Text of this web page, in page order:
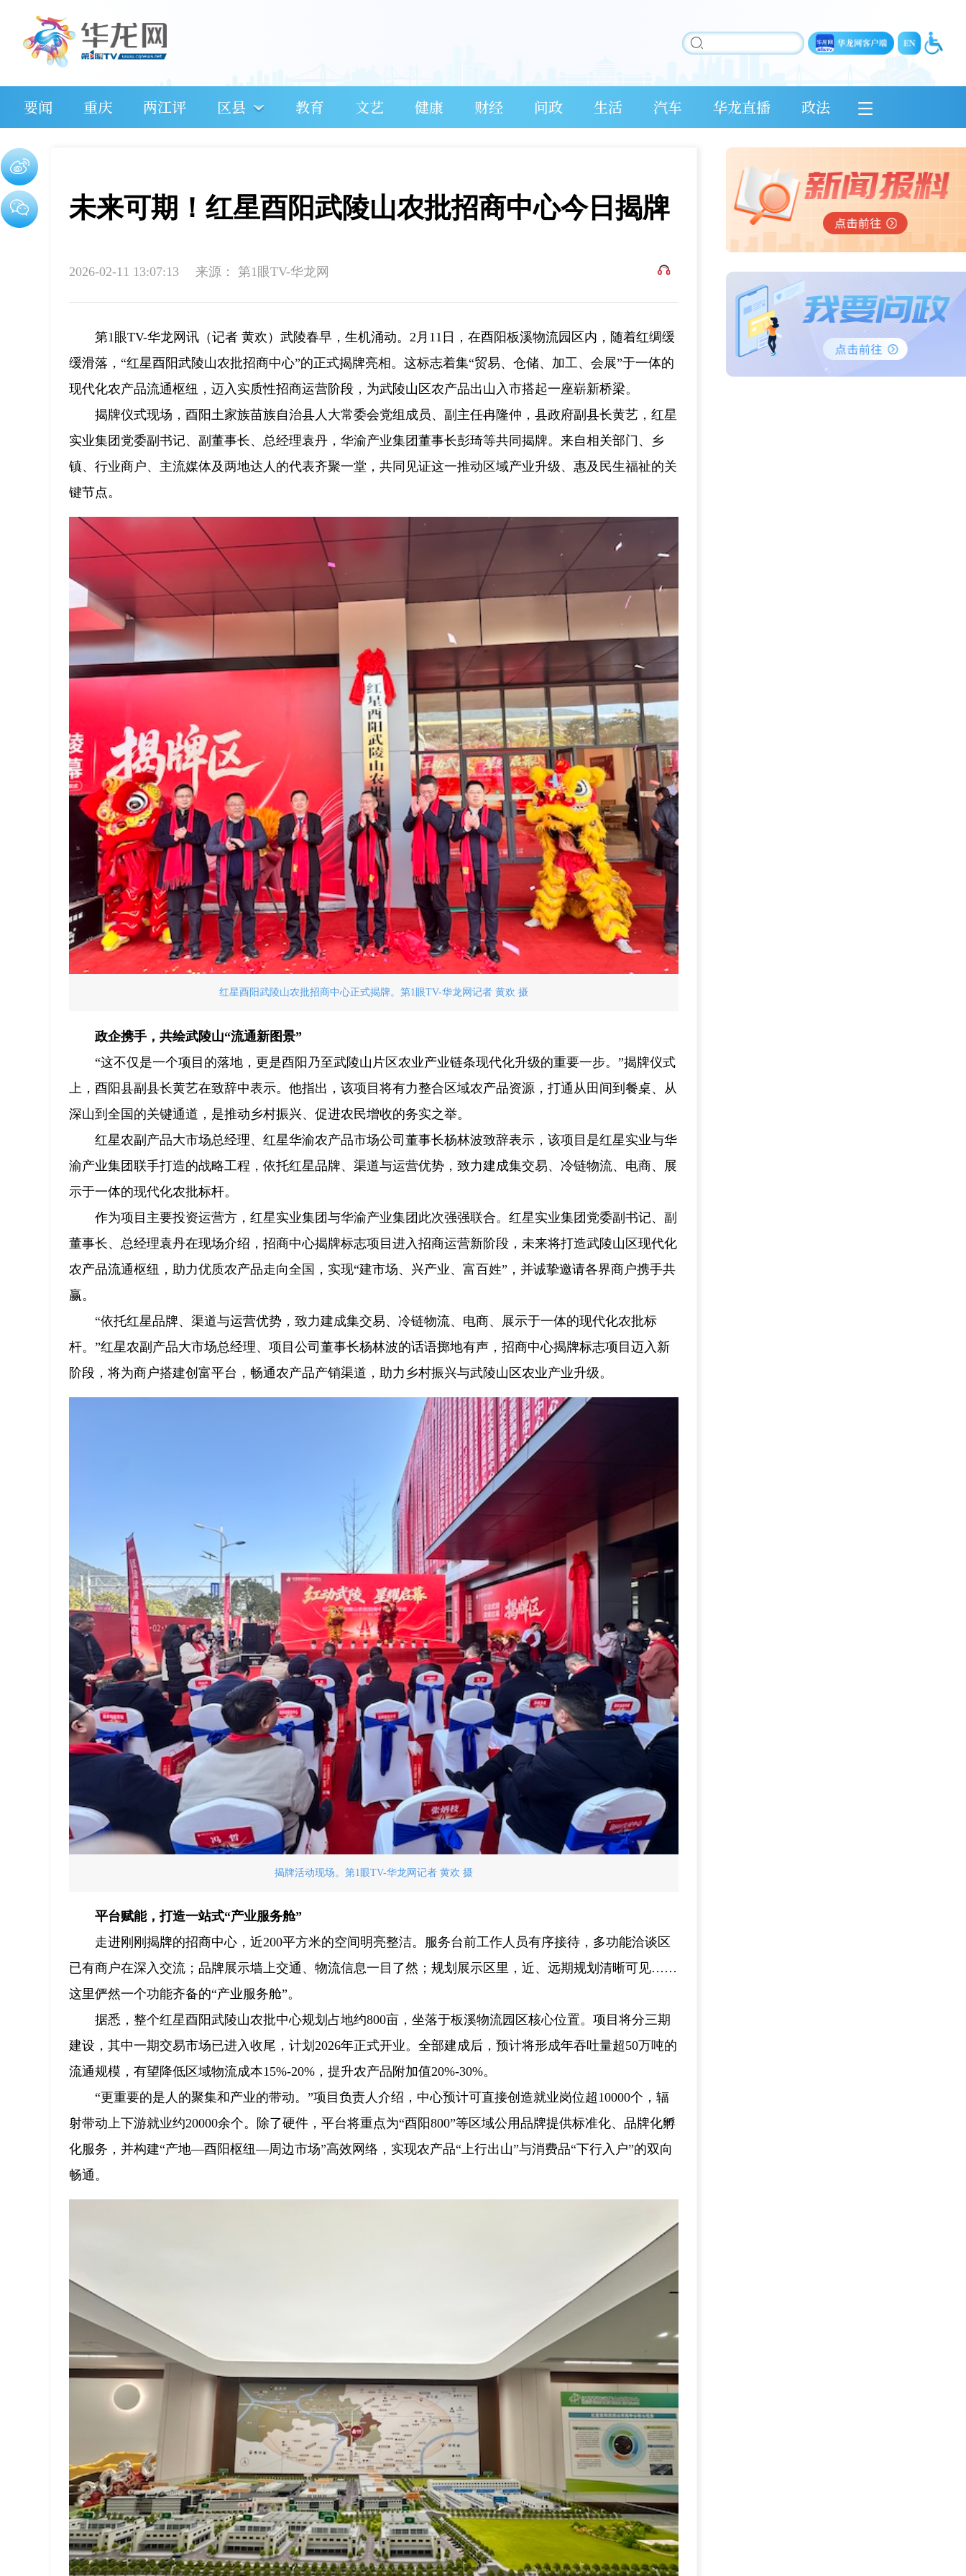
要闻 重庆 两江评 区县 教育 文艺 健康 财经 问政 生活 汽车 华龙直播 政法
未来可期！红星酉阳武陵山农批招商中心今日揭牌
2026-02-11 13:07:13 来源： 第1眼TV-华龙网
第1眼TV-华龙网讯（记者 黄欢）武陵春早，生机涌动。2月11日，在酉阳板溪物流园区内，随着红绸缓
缓滑落，“红星酉阳武陵山农批招商中心”的正式揭牌亮相。这标志着集“贸易、仓储、加工、会展”于一体的
现代化农产品流通枢纽，迈入实质性招商运营阶段，为武陵山区农产品出山入市搭起一座崭新桥梁。
揭牌仪式现场，酉阳土家族苗族自治县人大常委会党组成员、副主任冉隆仲，县政府副县长黄艺，红星
实业集团党委副书记、副董事长、总经理袁丹，华渝产业集团董事长彭琦等共同揭牌。来自相关部门、乡
镇、行业商户、主流媒体及两地达人的代表齐聚一堂，共同见证这一推动区域产业升级、惠及民生福祉的关
键节点。
红星酉阳武陵山农批招商中心正式揭牌。第1眼TV-华龙网记者 黄欢 摄
政企携手，共绘武陵山“流通新图景”
“这不仅是一个项目的落地，更是酉阳乃至武陵山片区农业产业链条现代化升级的重要一步。”揭牌仪式
上，酉阳县副县长黄艺在致辞中表示。他指出，该项目将有力整合区域农产品资源，打通从田间到餐桌、从
深山到全国的关键通道，是推动乡村振兴、促进农民增收的务实之举。
红星农副产品大市场总经理、红星华渝农产品市场公司董事长杨林波致辞表示，该项目是红星实业与华
渝产业集团联手打造的战略工程，依托红星品牌、渠道与运营优势，致力建成集交易、冷链物流、电商、展
示于一体的现代化农批标杆。
作为项目主要投资运营方，红星实业集团与华渝产业集团此次强强联合。红星实业集团党委副书记、副
董事长、总经理袁丹在现场介绍，招商中心揭牌标志项目进入招商运营新阶段，未来将打造武陵山区现代化
农产品流通枢纽，助力优质农产品走向全国，实现“建市场、兴产业、富百姓”，并诚挚邀请各界商户携手共
赢。
“依托红星品牌、渠道与运营优势，致力建成集交易、冷链物流、电商、展示于一体的现代化农批标
杆。”红星农副产品大市场总经理、项目公司董事长杨林波的话语掷地有声，招商中心揭牌标志项目迈入新
阶段，将为商户搭建创富平台，畅通农产品产销渠道，助力乡村振兴与武陵山区农业产业升级。
揭牌活动现场。第1眼TV-华龙网记者 黄欢 摄
平台赋能，打造一站式“产业服务舱”
走进刚刚揭牌的招商中心，近200平方米的空间明亮整洁。服务台前工作人员有序接待，多功能洽谈区
已有商户在深入交流；品牌展示墙上交通、物流信息一目了然；规划展示区里，近、远期规划清晰可见……
这里俨然一个功能齐备的“产业服务舱”。
据悉，整个红星酉阳武陵山农批中心规划占地约800亩，坐落于板溪物流园区核心位置。项目将分三期
建设，其中一期交易市场已进入收尾，计划2026年正式开业。全部建成后，预计将形成年吞吐量超50万吨的
流通规模，有望降低区域物流成本15%-20%，提升农产品附加值20%-30%。
“更重要的是人的聚集和产业的带动。”项目负责人介绍，中心预计可直接创造就业岗位超10000个，辐
射带动上下游就业约20000余个。除了硬件，平台将重点为“酉阳800”等区域公用品牌提供标准化、品牌化孵
化服务，并构建“产地—酉阳枢纽—周边市场”高效网络，实现农产品“上行出山”与消费品“下行入户”的双向
畅通。